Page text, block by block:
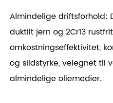
Almindelige driftsforhold:
duktilt jern og 2Cr13
omkostningseffektivitet,
og slidstyrke, velegnet til
almindelige oliemedier.